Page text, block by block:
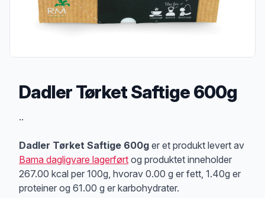
Dadler Tørket Saftige 600g
Produktbeskrivelse
..
Dadler Tørket Saftige 600g er et produkt levert av
Bama dagligvare lagerført og produktet inneholder
267.00 kcal per 100g, hvorav 0.00 g er fett, 1.40g er
proteiner og 61.00 g er karbohydrater.